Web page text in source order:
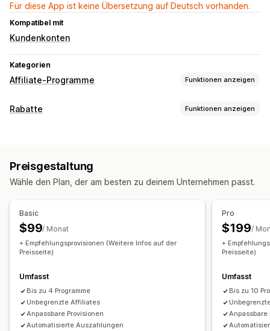
Für diese App ist keine Übersetzung auf Deutsch vorhanden.
Kompatibel mit
Kundenkonten
Kategorien
Affiliate-Programme Funktionen anzeigen
Provisionsoptionen
Empfehlungsmanagement
Affiliate-Links
Analysen Automatisches Tracking
Rabatte
Affiliate-Erfahrung
Benutzerdefinierte Links und Rabatte
Zahlungen
Rabatte Funktionen anzeigen
Rabatte verwalten
Preisgestaltung
Wähle den Plan, der am besten zu deinem Unternehmen passt.
Basic
$99/ Monat
+ Empfehlungsprovisionen (Weitere Infos auf der
Preisseite)
Umfasst
Bis zu 4 Programme
Unbegrenzte Affiliates
Anpassbare Provisionen
Automatisierte Auszahlungen
Pro
$199/
+
Preisseite)
Umfasst
Bis zu 10
Anpassbare